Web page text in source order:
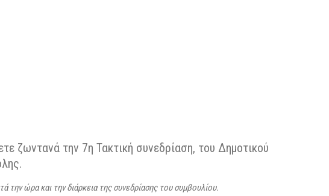
ζωντανά την 7η Τακτική συνεδρίαση, του Δημοτικού
την ώρα και την διάρκεια της συνεδρίασης του συμβουλίου.